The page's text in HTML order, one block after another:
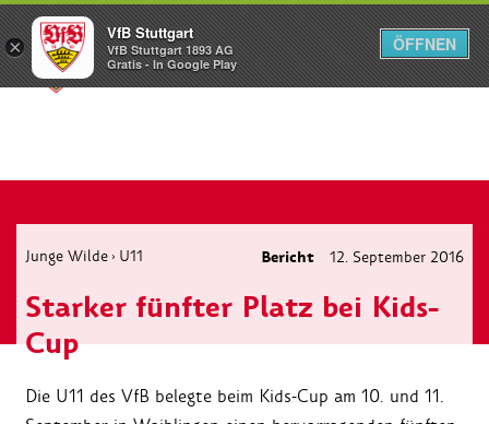
Menü
Junge Wilde › U11 Bericht 12. September 2016
Starker fünfter Platz bei Kids-
Cup
Die U11 des VfB belegte beim Kids-Cup am 10. und 11.
×
VfB Stuttgart
VfB Stuttgart 1893 AG
Gratis - In Google Play
ÖFFNEN